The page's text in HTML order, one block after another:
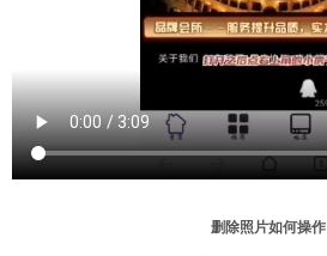
删除照片如何操作